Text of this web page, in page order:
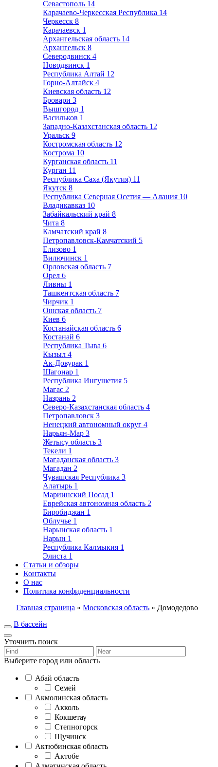
Севастополь 14
Карачаево-Черкесская Республика 14
Черкесск 8
Карачаевск 1
Архангельская область 14
Архангельск 8
Северодвинск 4
Новодвинск 1
Республика Алтай 12
Горно-Алтайск 4
Киевская область 12
Бровари 3
Вышгород 1
Васильков 1
Западно-Казахстанская область 12
Уральск 9
Костромская область 12
Кострома 10
Курганская область 11
Курган 11
Республика Саха (Якутия) 11
Якутск 8
Республика Северная Осетия — Алания 10
Владикавказ 10
Забайкальский край 8
Чита 8
Камчатский край 8
Петропавловск-Камчатский 5
Елизово 1
Вилючинск 1
Орловская область 7
Орел 6
Ливны 1
Ташкентская область 7
Чирчик 1
Ошская область 7
Киев 6
Костанайская область 6
Костанай 6
Республика Тыва 6
Кызыл 4
Ак-Довурак 1
Шагонар 1
Республика Ингушетия 5
Магас 2
Назрань 2
Северо-Казахстанская область 4
Петропавловск 3
Ненецкий автономный округ 4
Нарьян-Мар 3
Жетысу область 3
Текели 1
Магаданская область 3
Магадан 2
Чувашская Республика 3
Алатырь 1
Мариинский Посад 1
Еврейская автономная область 2
Биробиджан 1
Облучье 1
Нарынская область 1
Нарын 1
Республика Калмыкия 1
Элиста 1
Статьи и обзоры
Контакты
О нас
Политика конфиденциальности
Главная страница » Московская область » Домодедово
В бассейн
Уточнить поиск
Выберите город или область
Абай область
Семей
Акмолинская область
Акколь
Кокшетау
Степногорск
Щучинск
Актюбинская область
Актобе